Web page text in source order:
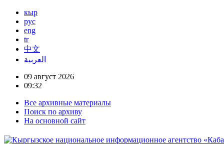
кыр
рус
eng
tr
中文
العربية
09 август 2026
09:32
Все архивные материалы
Поиск по архиву
На основной сайт